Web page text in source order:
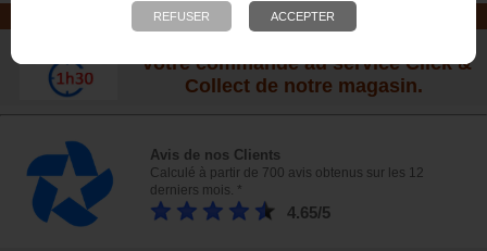
votre commande au service Click &
Collect de notre magasin.
Avis de nos Clients
Calculé à partir de 700 avis obtenus sur les 12
derniers mois. *
4.65/5